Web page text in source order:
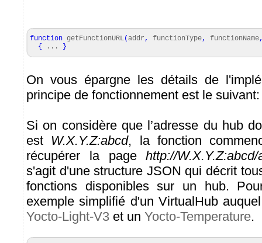
function getFunctionURL(addr, functionType, functionName
{
... }
On vous épargne les détails de
principe de fonctionnement est le suivant:
Si on considère que l’adresse du hub
est W.X.Y.Z:abcd, la fonction
récupérer la pagehttp://
s'agit d'une structure JSON qui décrit
fonctions disponibles sur un hub.
exemple simplifié d'un VirtualHub
Yocto-Light-V3 et un Yocto-Temperature.